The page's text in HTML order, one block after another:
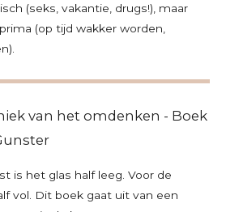
(seks, vakantie, drugs!), maar
(op tijd wakker worden,
van het omdenken - Boek
is het glas half leeg. Voor de
vol. Dit boek gaat uit van een